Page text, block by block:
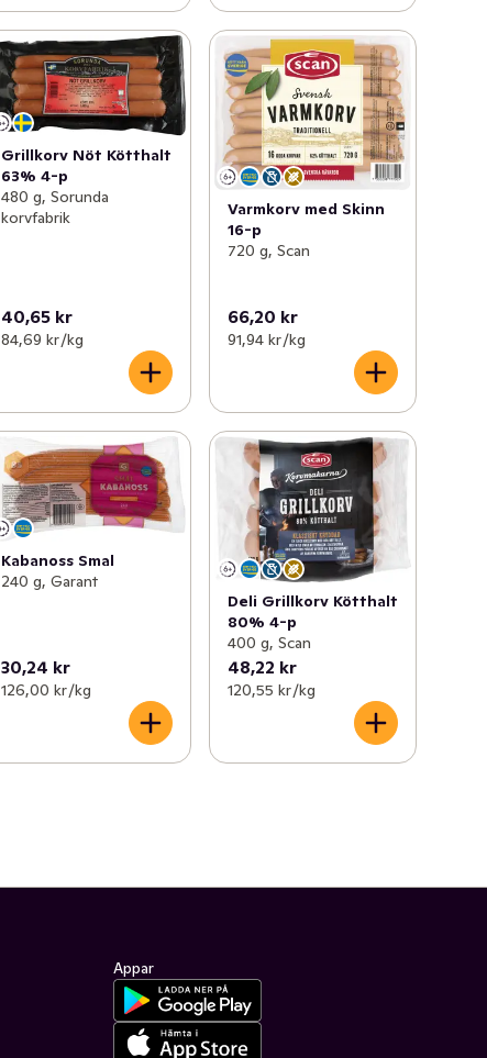
Grillkorv Nöt Kötthalt
63% 4-p
480 g, Sorunda
korvfabrik
40,65 kr
84,69 kr /kg
Varmkorv med Skinn
16-p
720 g, Scan
66,20 kr
91,94 kr /kg
Kabanoss Smal
240 g, Garant
30,24 kr
126,00 kr /kg
Deli Grillkorv Kötthalt
80% 4-p
400 g, Scan
48,22 kr
120,55 kr /kg
Appar